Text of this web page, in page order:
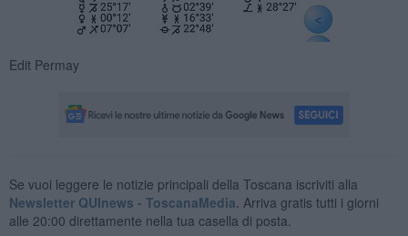
Edit Permay
Se vuoi leggere le notizie principali della Toscana iscriviti alla
Newsletter QUInews - ToscanaMedia. Arriva gratis tutti i giorni
alle 20:00 direttamente nella tua casella di posta.